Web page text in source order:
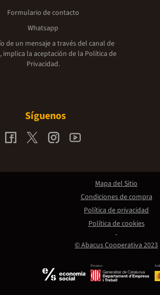
Formulario de contacto
Whatsapp
de un mensaje a través del canal de
implica la aceptación de la Política de
Privacidad.
Síguenos
Promou:
© Abacus Cooperativa 2023
Mapa del Sitio
Condiciones de compra
Política de privacidad
Política de cookies